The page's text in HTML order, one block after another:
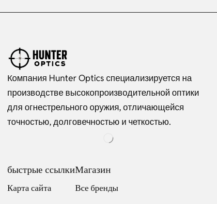
Компания Hunter Optics специализируется на
производстве высокопроизводительной оптики
для огнестрельного оружия, отличающейся
точностью, долговечностью и четкостью.
быстрые ссылки
Карта сайта
Магазин
Все бренды